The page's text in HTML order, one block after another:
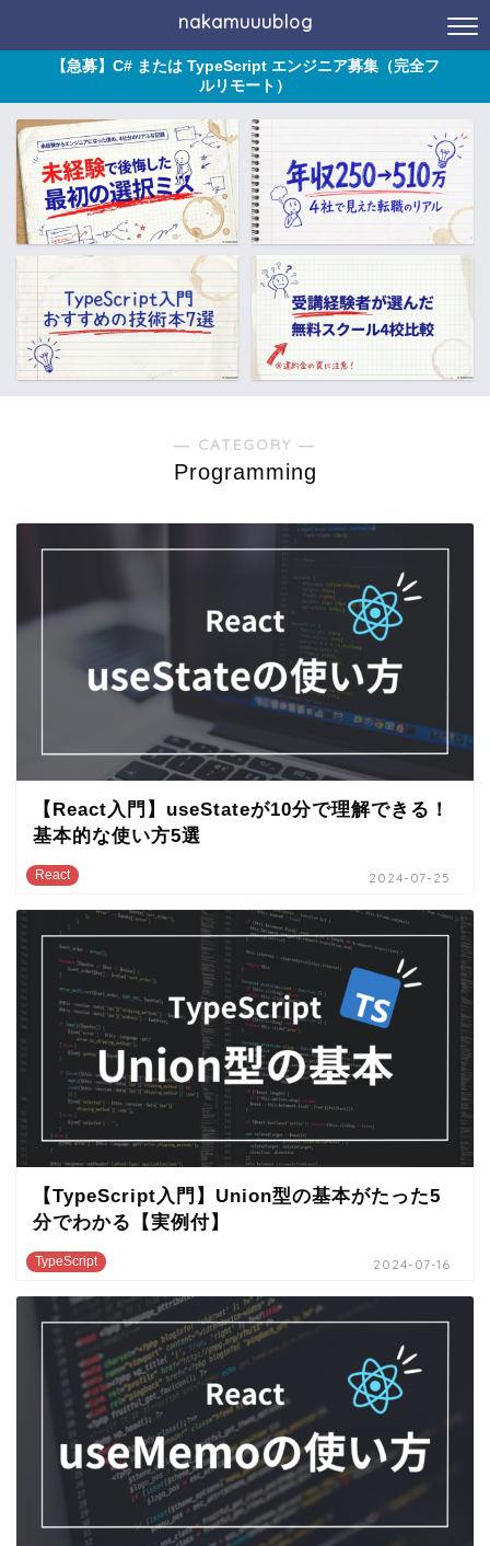
nakamuuublog
【急募】C# または TypeScript エンジニア募集（完全フ
ルリモート）
― CATEGORY ―
Programming
React
【React入門】useStateが10分で理解できる！
基本的な使い方5選
2024-07-25
TypeScript
【TypeScript入門】Union型の基本がたった5
分でわかる【実例付】
2024-07-16